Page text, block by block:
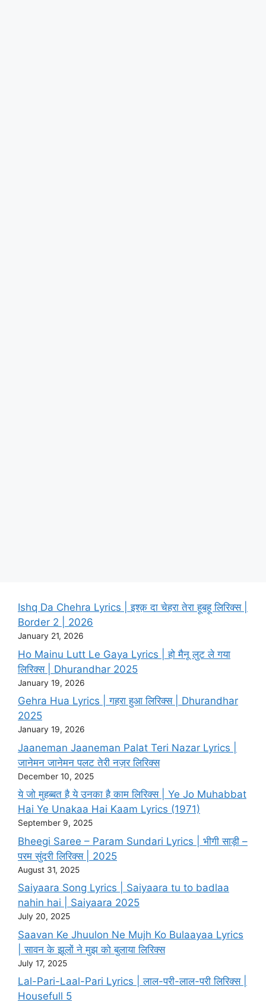
Ishq Da Chehra Lyrics | इश्क़ दा चेहरा तेरा हूबहू लिरिक्स |
Border 2 | 2026
January 21, 2026
Ho Mainu Lutt Le Gaya Lyrics | हो मैनू लुट ले गया
लिरिक्स | Dhurandhar 2025
January 19, 2026
Gehra Hua Lyrics | गहरा हुआ लिरिक्स | Dhurandhar
2025
January 19, 2026
Jaaneman Jaaneman Palat Teri Nazar Lyrics |
जानेमन जानेमन पलट तेरी नज़र लिरिक्स
December 10, 2025
ये जो मुहब्बत है ये उनका है काम लिरिक्स | Ye Jo Muhabbat
Hai Ye Unakaa Hai Kaam Lyrics (1971)
September 9, 2025
Bheegi Saree – Param Sundari Lyrics | भीगी साड़ी –
परम सुंदरी लिरिक्स | 2025
August 31, 2025
Saiyaara Song Lyrics | Saiyaara tu to badlaa
nahin hai | Saiyaara 2025
July 20, 2025
Saavan Ke Jhuulon Ne Mujh Ko Bulaayaa Lyrics
| सावन के झूलों ने मुझ को बुलाया लिरिक्स
July 17, 2025
Lal-Pari-Laal-Pari Lyrics | लाल-परी-लाल-परी लिरिक्स |
Housefull 5